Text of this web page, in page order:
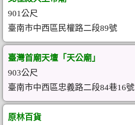
901公尺
臺南市中西區民權路二段89號
臺灣首廟天壇「天公廟」
903公尺
臺南市中西區忠義路二段84巷16號
原林百貨